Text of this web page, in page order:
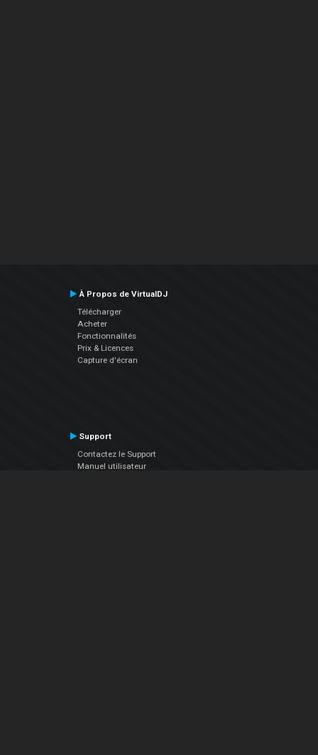
À Propos de VirtualDJ
Télécharger
Acheter
Fonctionnalités
Prix & Licences
Capture d'écran
Support
Contactez le Support
Manuel utilisateur